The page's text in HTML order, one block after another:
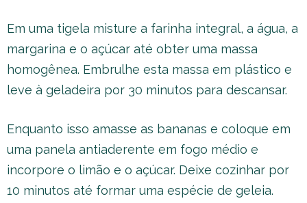
Em uma tigela misture a farinha integral, a água, a
margarina e o açúcar até obter uma massa
homogênea. Embrulhe esta massa em plástico e
leve à geladeira por 30 minutos para descansar.
Enquanto isso amasse as bananas e coloque em
uma panela antiaderente em fogo médio e
incorpore o limão e o açúcar. Deixe cozinhar por
10 minutos até formar uma espécie de geleia.